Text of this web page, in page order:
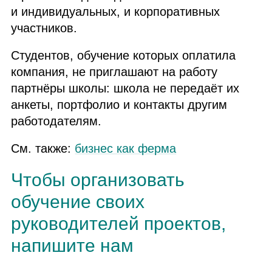
и индивидуальных, и корпоративных
участников.
Студентов, обучение которых оплатила
компания, не приглашают на работу
партнёры школы: школа не передаёт их
анкеты, портфолио и контакты другим
работодателям.
См. также: бизнес как ферма
Чтобы организовать
обучение своих
руководителей проектов,
напишите нам